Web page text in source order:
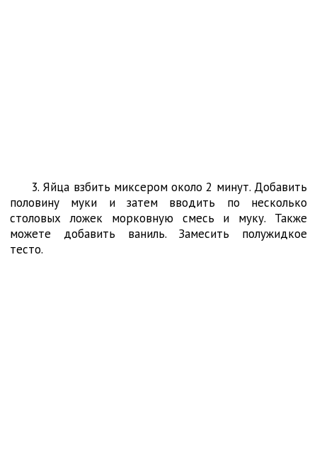
3. Яйца взбить миксером около 2 минут. Добавить
половину муки и затем вводить по несколько
столовых ложек морковную смесь и муку. Также
можете добавить ваниль. Замесить полужидкое
тесто.